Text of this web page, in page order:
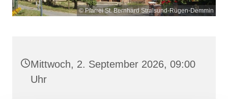
© Pfarrei St. Bernhard Stralsund-Rügen-Demmin
Mittwoch, 2. September 2026, 09:00
Uhr